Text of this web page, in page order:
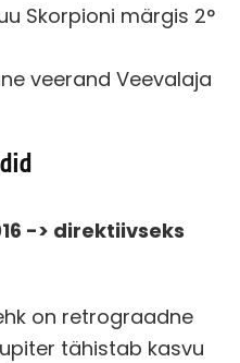
Skorpioni märgis 2°
veerand Veevalaja
-> direktiivseks
on retrograadne
tähistab kasvu